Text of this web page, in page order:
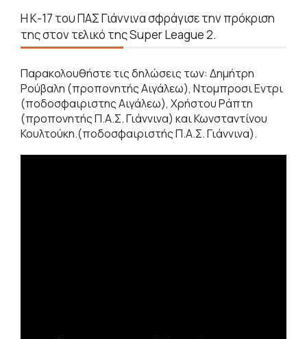
Η Κ-17 του ΠΑΣ Γιάννινα σφράγισε την πρόκριση
της στον τελικό της Super League 2.
Παρακολουθήστε τις δηλώσεις των: Δημήτρη
Ρούβαλη (προπονητής Αιγάλεω), Ντομπροσι Εντρι
(ποδοσφαιριστης Αιγάλεω), Χρήστου Ράπτη
(προπονητής Π.Α.Σ. Γιάννινα) και Κωνσταντίνου
Κουλτούκη.(ποδοσφαιριστής Π.Α.Σ. Γιάννινα).